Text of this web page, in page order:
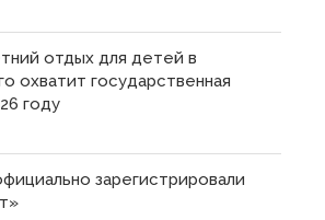
отдых для детей в
охватит государственная
году
зарегистрировали